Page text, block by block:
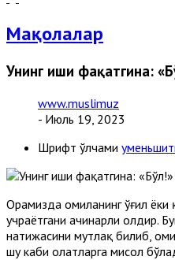
Мақолалар
Унинг иши фақатгина:
www.muslimuz
- Июль 19, 2023
Шрифт ўлчами
Орамизда ҳомиланинг ўғил
учраётгани ачинарли ҳолдир.
натижасини мутлақ билиб,
шу каби ҳолатларга мисол